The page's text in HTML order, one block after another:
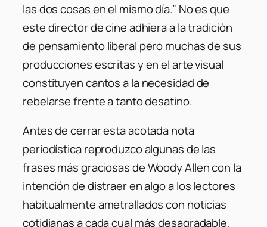
las dos cosas en el mismo día.” No es que
este director de cine adhiera a la tradición
de pensamiento liberal pero muchas de sus
producciones escritas y en el arte visual
constituyen cantos a la necesidad de
rebelarse frente a tanto desatino.
Antes de cerrar esta acotada nota
periodística reproduzco algunas de las
frases más graciosas de Woody Allen con la
intención de distraer en algo a los lectores
habitualmente ametrallados con noticias
cotidianas a cada cual más desagradable,